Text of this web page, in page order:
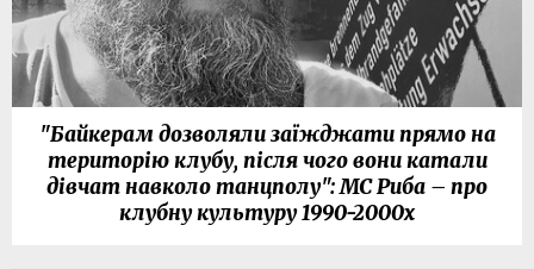
"Байкерам дозволяли заїжджати прямо на
територію клубу, після чого вони катали
дівчат навколо танцполу": МС Риба – про
клубну культуру 1990-2000х